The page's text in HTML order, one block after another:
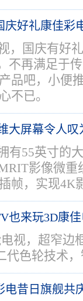
庆好礼康佳彩
，国庆有好
不再满足于
品吧，小便
不已。
大屏幕令人叹
有55英寸的
影像微重
帧，实现4K
也来玩3D康
视，超窄边
代色轮技术
电昔日旗舰共